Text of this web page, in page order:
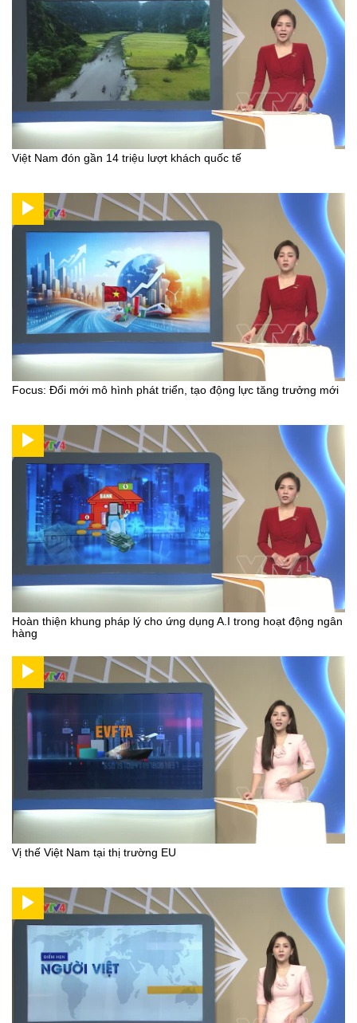
Việt Nam đón gần 14 triệu lượt khách quốc tế
Focus: Đổi mới mô hình phát triển, tạo động lực tăng trưởng mới
Hoàn thiện khung pháp lý cho ứng dụng A.I trong hoạt động ngân
hàng
Vị thế Việt Nam tại thị trường EU